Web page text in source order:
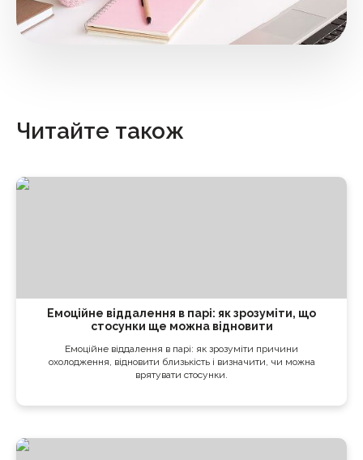
Читайте також
Емоційне віддалення в парі: як зрозуміти, що
стосунки ще можна відновити
Емоційне віддалення в парі: як зрозуміти причини
охолодження, відновити близькість і визначити, чи можна
врятувати стосунки.